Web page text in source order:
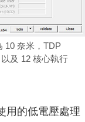
10 奈米，TDP
及 12 核心執行
用的低電壓處理